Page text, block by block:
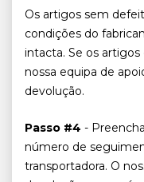
Os artigos sem
condições do
intacta. Se os
nossa equipa de
devolução.
Passo #4 -
número de
transportadora. O